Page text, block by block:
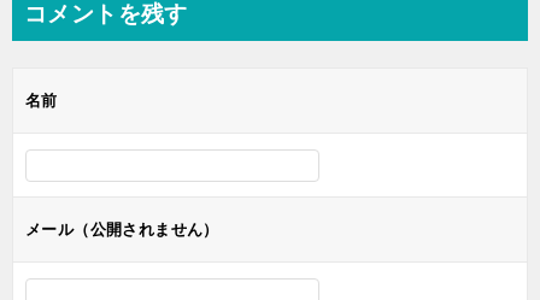
ビ
ー
シ
ョ
ン
コメントを残す
名前
メール（公開されません）